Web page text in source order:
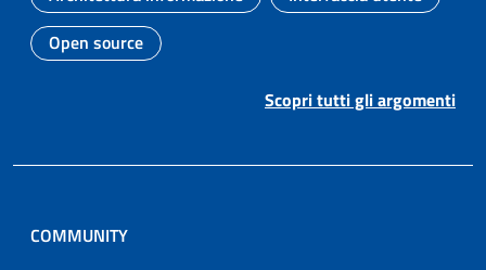
Argomento: Argomento:
Argomento:
Open source
Scopri tutti gli argomenti
COMMUNITY